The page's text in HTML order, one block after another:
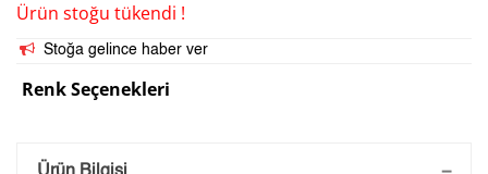
Ürün stoğu tükendi !
Stoğa gelince haber ver
Renk Seçenekleri